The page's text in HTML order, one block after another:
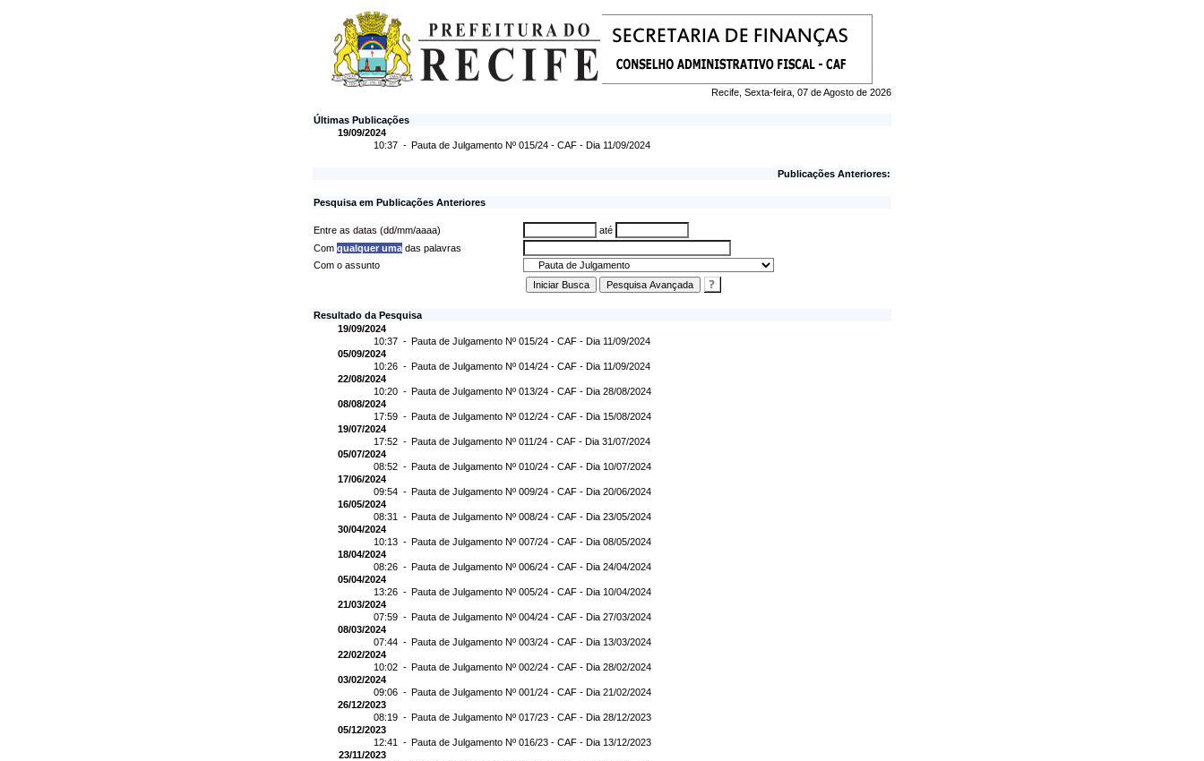
Recife, Sexta-feira, 07 de Agosto de 2026
Últimas Publicações
19/09/2024
10:37 - Pauta de Julgamento Nº 015/24 - CAF - Dia 11/09/2024
Publicações Anteriores:
Pesquisa em Publicações Anteriores
Entre as datas (dd/mm/aaaa)
até
Com qualquer uma das palavras
Com o assunto
Resultado da Pesquisa
19/09/2024
10:37 - Pauta de Julgamento Nº 015/24 - CAF - Dia 11/09/2024
05/09/2024
10:26 - Pauta de Julgamento Nº 014/24 - CAF - Dia 11/09/2024
22/08/2024
10:20 - Pauta de Julgamento Nº 013/24 - CAF - Dia 28/08/2024
08/08/2024
17:59 - Pauta de Julgamento Nº 012/24 - CAF - Dia 15/08/2024
19/07/2024
17:52 - Pauta de Julgamento Nº 011/24 - CAF - Dia 31/07/2024
05/07/2024
08:52 - Pauta de Julgamento Nº 010/24 - CAF - Dia 10/07/2024
17/06/2024
09:54 - Pauta de Julgamento Nº 009/24 - CAF - Dia 20/06/2024
16/05/2024
08:31 - Pauta de Julgamento Nº 008/24 - CAF - Dia 23/05/2024
30/04/2024
10:13 - Pauta de Julgamento Nº 007/24 - CAF - Dia 08/05/2024
18/04/2024
08:26 - Pauta de Julgamento Nº 006/24 - CAF - Dia 24/04/2024
05/04/2024
13:26 - Pauta de Julgamento Nº 005/24 - CAF - Dia 10/04/2024
21/03/2024
07:59 - Pauta de Julgamento Nº 004/24 - CAF - Dia 27/03/2024
08/03/2024
07:44 - Pauta de Julgamento Nº 003/24 - CAF - Dia 13/03/2024
22/02/2024
10:02 - Pauta de Julgamento Nº 002/24 - CAF - Dia 28/02/2024
03/02/2024
09:06 - Pauta de Julgamento Nº 001/24 - CAF - Dia 21/02/2024
26/12/2023
08:19 - Pauta de Julgamento Nº 017/23 - CAF - Dia 28/12/2023
05/12/2023
12:41 - Pauta de Julgamento Nº 016/23 - CAF - Dia 13/12/2023
23/11/2023